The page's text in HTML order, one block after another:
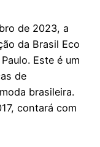
de 2023, a
da Brasil Eco
Este é um
de
brasileira.
contará com